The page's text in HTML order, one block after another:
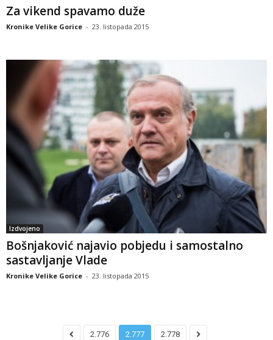
Za vikend spavamo duže
Kronike Velike Gorice - 23. listopada 2015
Izdvojeno
Bošnjaković najavio pobjedu i samostalno
sastavljanje Vlade
Kronike Velike Gorice - 23. listopada 2015
2.776 2.777 2.778